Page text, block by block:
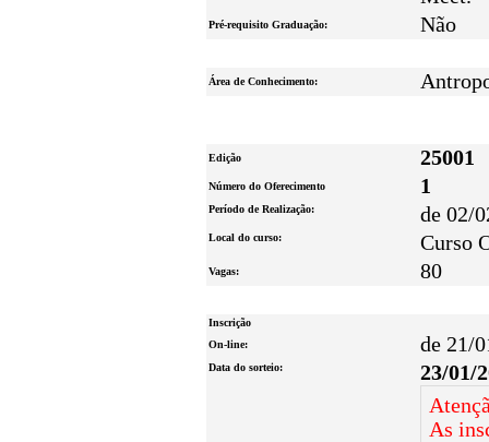
Pré-requisito Graduação: Não
Área de Conhecimento:
Edição 25001
Número do Oferecimento 1
Período de Realização: de 02/
Local do curso: Curso
Vagas: 80
Inscrição
On-line:
de 21/
Data do sorteio:
23/01/
As